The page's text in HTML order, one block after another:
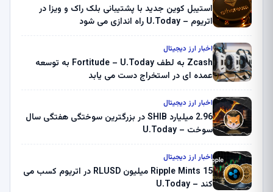
استیبل کوین جدید با پشتیبانی بلک راک و ویزا در
اتریوم – U.Today راه اندازی می شود
اخبار ارز دیجیتال
Zcash به لطف Fortitude – U.Today به توسعه
عمده ای در استخراج دست می یابد
اخبار ارز دیجیتال
2.96 میلیارد SHIB در بزرگترین سوختگی هفتگی سال
سوخت – U.Today
اخبار ارز دیجیتال
Ripple Mints 15 میلیون RLUSD در اتریوم کسب می
کند – U.Today